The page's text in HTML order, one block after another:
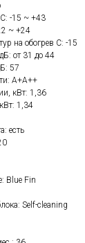
-15 ~ +43
~ +24
на обогрев С: -15
от 31 до 44
57
А+А++
кВт: 1,36
1,34
есть
Blue Fin
Self-cleaning